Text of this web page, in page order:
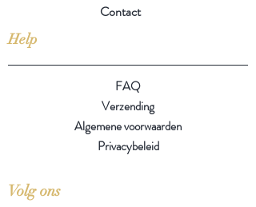
Contact
Help
FAQ
Verzending
Algemene voorwaarden
Privacybeleid
Volg ons